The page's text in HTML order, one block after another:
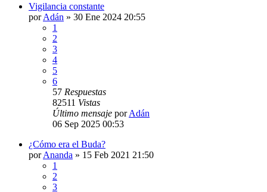
Vigilancia constante
porAdán » 30 Ene 2024 20:55
1
2
3
4
5
6
57 Respuestas
82511 Vistas
Último mensaje porAdán
06 Sep 2025 00:53
¿Cómo era el Buda?
porAnanda » 15 Feb 2021 21:50
1
2
3